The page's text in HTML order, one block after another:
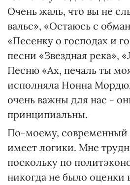
Очень жаль, что вы не
вальс», «Остаюсь с
«Песенку о господах и
песни «Звездная река»,
Песню «Ах, печаль ты
исполняла Нонна
очень важны для нас -
принципиальны.
По-моему, современный
имеет логики. Мне
поскольку по
никогда не было оценки